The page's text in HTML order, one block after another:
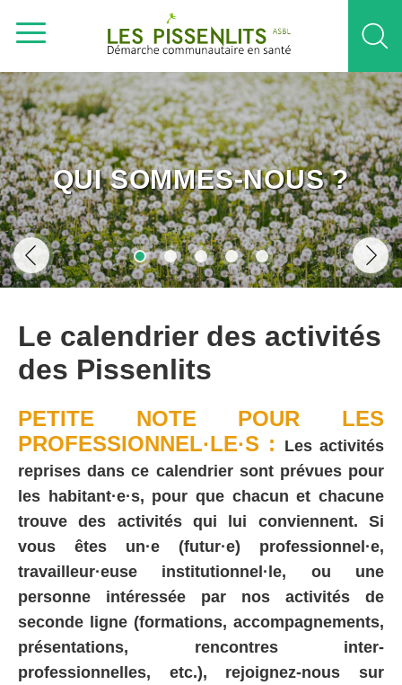
QUI SOMMES-NOUS ?
Le calendrier des activités
des Pissenlits
PETITE NOTE POUR LES
PROFESSIONNEL·LE·S :
Les activités
reprises dans ce calendrier sont prévues pour
les habitant·e·s, pour que chacun et chacune
trouve des activités qui lui conviennent. Si
vous êtes un·e (futur·e) professionnel·e,
travailleur·euse institutionnel·le, ou une
personne intéressée par nos activités de
seconde ligne (formations, accompagnements,
présentations, rencontres inter-
professionnelles, etc.), rejoignez-nous sur